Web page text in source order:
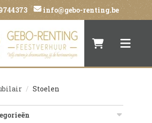
info@gebo-renting.be
Naar Toggle
Stoelen